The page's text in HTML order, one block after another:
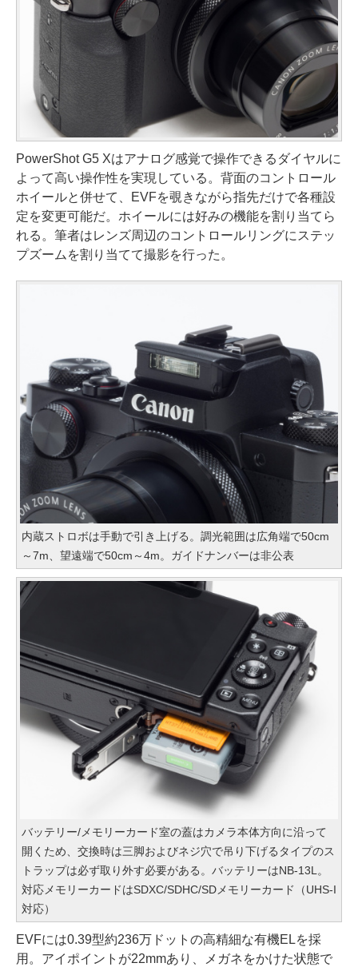
PowerShot G5 Xはアナログ感覚で操作できるダイヤルに
よって高い操作性を実現している。背面のコントロール
ホイールと併せて、EVFを覗きながら指先だけで各種設
定を変更可能だ。ホイールには好みの機能を割り当てら
れる。筆者はレンズ周辺のコントロールリングにステッ
プズームを割り当てて撮影を行った。
内蔵ストロボは手動で引き上げる。調光範囲は広角端で50cm
～7m、望遠端で50cm～4m。ガイドナンバーは非公表
バッテリー/メモリーカード室の蓋はカメラ本体方向に沿って
開くため、交換時は三脚およびネジ穴で吊り下げるタイプのス
トラップは必ず取り外す必要がある。バッテリーはNB-13L。
対応メモリーカードはSDXC/SDHC/SDメモリーカード（UHS-I
対応）
EVFには0.39型約236万ドットの高精細な有機ELを採
用。アイポイントが22mmあり、メガネをかけた状態で